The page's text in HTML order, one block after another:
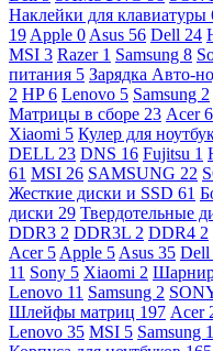
Наклейки для клавиатуры
19 Apple 0 Asus 56 Dell 24
MSI 3 Razer 1 Samsung 8
питания 5 Зарядка Авто-
2 HP6 Lenovo 5 Samsung 2
Матрицы в сборе 23 Acer6
Xiaomi 5 Кулер для
DELL 23 DNS 16 Fujitsu 1
61 MSI 26 SAMSUNG 22
Жесткие диски и SSD 61
диски 29 Твердотельные
DDR3 2 DDR3L 2 DDR4 2
Acer 5 Apple 5 Asus 35 Dell
11 Sony 5 Xiaomi 2
Lenovo 11 Samsung 2
Шлейфы матриц 197 Acer
Lenovo 35 MSI 5 Samsung